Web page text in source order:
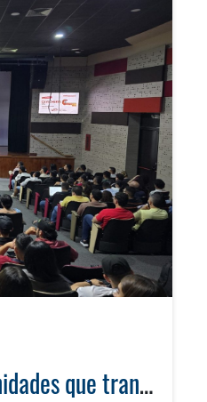
“Trayectorias que inspiran, oportunidades que transforman”: El éxito del Segundo Encuentro de Egresados FACIEM